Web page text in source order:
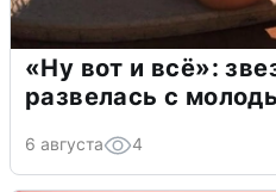
«Ну вот и всё»:
развелась с
6 августа 4